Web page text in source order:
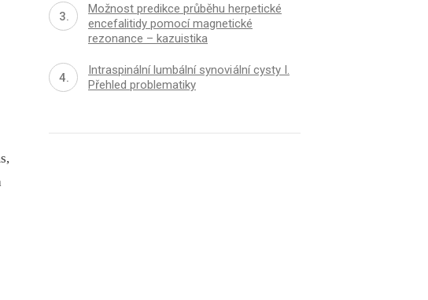
Možnost predikce průběhu herpetické
encefalitidy pomocí magnetické
rezonance – kazuistika
Intraspinální lumbální synovi ální cysty I.
Přehled problematiky